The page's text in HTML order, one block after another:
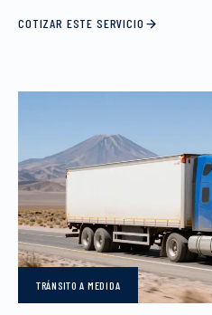
COTIZAR ESTE SERVICIO
TRÁNSITOA MEDIDA